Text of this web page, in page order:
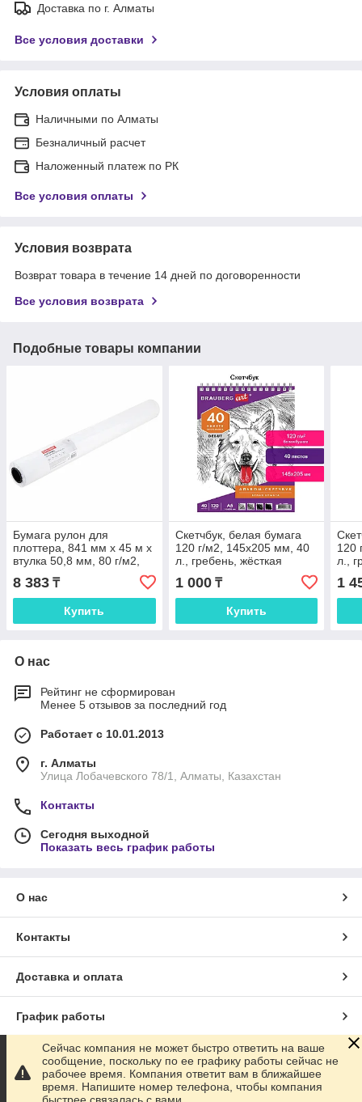
Доставка по г. Алматы
Все условия доставки
Условия оплаты
Наличными по Алматы
Безналичный расчет
Наложенный платеж по РК
Все условия оплаты
Условия возврата
Возврат товара в течение 14 дней по договоренности
Все условия возврата
Подобные товары компании
Бумага рулон для
плоттера, 841 мм х 45 м х
втулка 50,8 мм, 80 г/м2,
белизна CIE 146%,
BRAUBERG
8 383 ₸
Купить
Скетчбук, белая бумага
120 г/м2, 145х205 мм, 40
л., гребень, жёсткая
подложка, BRAUBERG
ART DEBUT
1 000₸
Купить
120
л.,
1
О нас
Рейтинг не сформирован
Менее 5 отзывов за последний год
Работает с 10.01.2013
г. Алматы
Улица Лобачевского 78/1, Алматы, Казахстан
Контакты
Сегодня выходной
Показать весь график работы
О нас
Контакты
Доставка и оплата
График работы
Полная версия сайта
Сайт создан на маркетплейсе Satu.kz
Сейчас компания не может быстро ответить на ваше
сообщение, поскольку по ее графику работы сейчас не
рабочее время. Компания ответит вам в ближайшее
время. Напишите номер телефона, чтобы компания